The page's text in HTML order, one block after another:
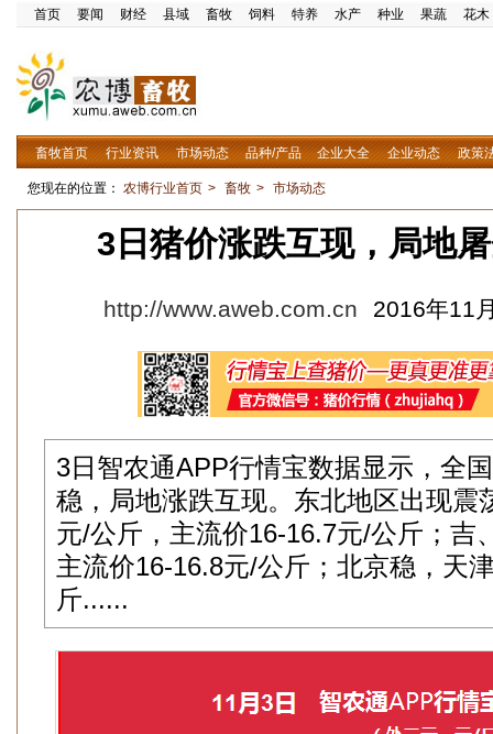
首页 要闻 财经 县域 畜牧 饲料 特养 水产 种业 果蔬 花木
畜牧首页 行业资讯 市场动态 品种/产品 企业大全 企业动态 政策
您现在的位置： 农博行业首页 > 畜牧 > 市场动态
3日猪价涨跌互现，局地
http://www.aweb.com.cn 2016年11
3日智农通APP行情宝数据显示，全
稳，局地涨跌互现。东北地区出现震
元/公斤，主流价16-16.7元/公斤；吉
主流价16-16.8元/公斤；北京稳，天
斤......